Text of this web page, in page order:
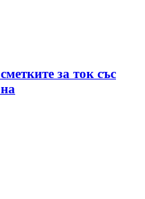
за ток със